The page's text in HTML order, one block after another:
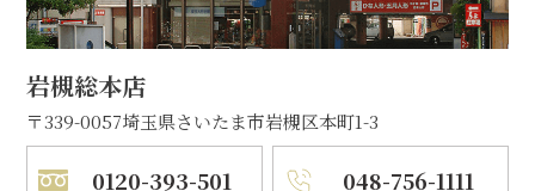
岩槻総本店
〒339-0057埼玉県さいたま市岩槻区本町1-3
0120-393-501 048-756-1111